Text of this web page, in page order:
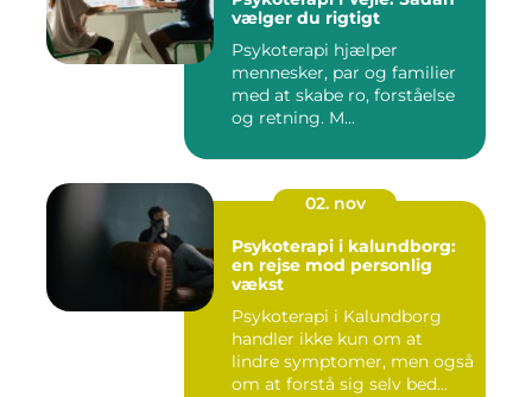
vælger du rigtigt
Psykoterapi hjælper
mennesker, par og familier
med at skabe ro, forståelse
og retning. M...
02. nov
Psykoterapi i kalundborg:
en rejse mod personlig
vækst
Psykoterapi i Kalundborg
handler ikke kun om at
lindre symptomer, men også
om at forstå sig selv bed...